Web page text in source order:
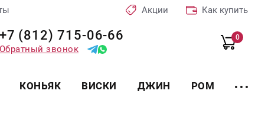
Акции Как купить
+7 (812) 715-06-66
Обратный звонок
0
КОНЬЯК ВИСКИ ДЖИН РОМ